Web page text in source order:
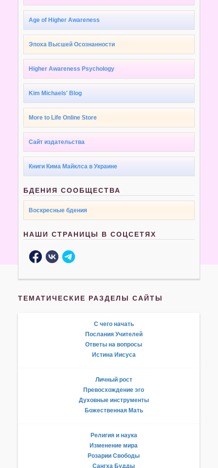
Age of Higher Awareness
Эпоха Высшей Осознанности
Higher Awareness Psychology
Kim Michaels' Blog
More to Life Online Store
Сайт издательства
Книги Кима Майклса в Украине
БДЕНИЯ СООБЩЕСТВА
Воскресные бдения
НАШИ СТРАНИЦЫ В СОЦСЕТЯХ
ТЕМАТИЧЕСКИЕ РАЗДЕЛЫ САЙТЫ
С чего начать
Послания Учителей
Ответы на вопросы
Истина Иисуса
Личный рост
Превосхождение эго
Духовные инструменты
Божественная Мать
Религия и наука
Изменение мира
Розарии Свободы
Сангха Будды